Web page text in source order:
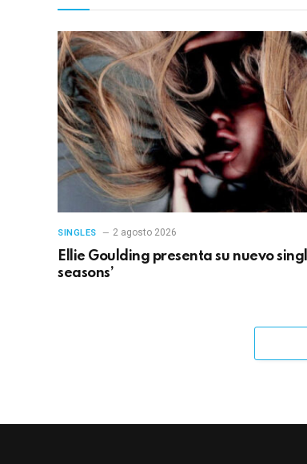
SINGLES 2 agosto 2026
Ellie Goulding presenta su nuevo
seasons’